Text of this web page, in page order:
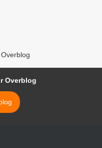
Overblog